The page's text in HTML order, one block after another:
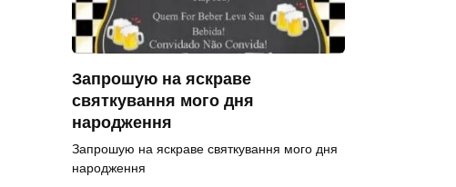
Запрошую на яскраве
святкування мого дня
народження
Запрошую на яскраве святкування мого дня
народження